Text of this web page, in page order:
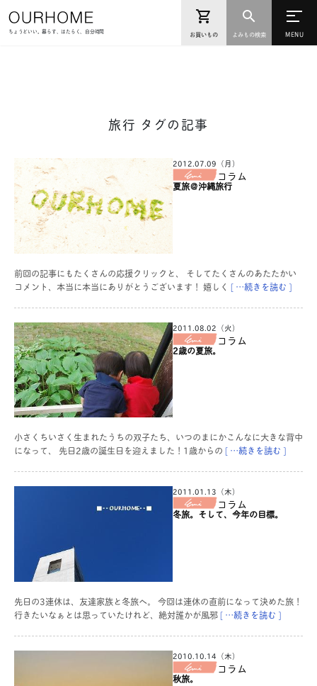
ちょうどいい。暮らす、はたらく、自分時間
旅行 タグの記事
2012.07.09（月）
コラム
夏旅＠沖縄旅行
前回の記事にもたくさんの応援クリックと、 そしてたくさんのあたたかい
コメント、本当に本当にありがとうございます！ 嬉しく [ …続きを読む ]
2011.08.02（火）
コラム
2歳の夏旅。
小さくちいさく生まれたうちの双子たち、いつのまにかこんなに大きな背中
になって、 先日2歳の誕生日を迎えました！1歳からの [ …続きを読む ]
2011.01.13（木）
コラム
冬旅。そして、今年の目標。
先日の3連休は、友達家族と冬旅へ。 今回は連休の直前になって決めた旅！
行きたいなぁとは思っていたけれど、絶対誰かが風邪[ …続きを読む ]
2010.10.14（木）
コラム
秋旅。
お買いもの よみもの検索